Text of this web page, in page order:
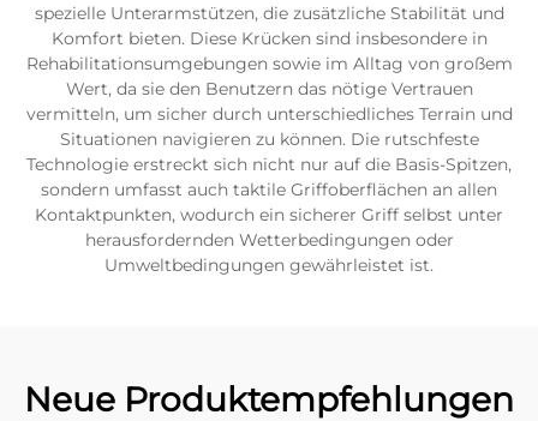
spezielle Unterarmstützen, die zusätzliche Stabilität und
Komfort bieten. Diese Krücken sind insbesondere in
Rehabilitationsumgebungen sowie im Alltag von großem
Wert, da sie den Benutzern das nötige Vertrauen
vermitteln, um sicher durch unterschiedliches Terrain und
Situationen navigieren zu können. Die rutschfeste
Technologie erstreckt sich nicht nur auf die Basis-Spitzen,
sondern umfasst auch taktile Griffoberflächen an allen
Kontaktpunkten, wodurch ein sicherer Griff selbst unter
herausfordernden Wetterbedingungen oder
Umweltbedingungen gewährleistet ist.
Neue Produktempfehlungen